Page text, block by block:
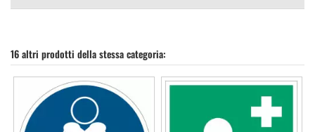
16 altri prodotti della stessa categoria: